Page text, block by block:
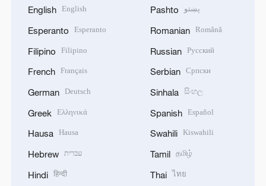
English English
Esperanto Esperanto
Filipino Filipino
French Français
German Deutsch
Greek Ελληνικά
Hausa Hausa
Hebrew עברית
Hindi हिन्दी
Pashto پښتو
Romanian Română
Russian Русский
Serbian Српски
Sinhala සිංහල
Spanish Español
Swahili Kiswahili
Tamil தமிழ்
Thai ไทย